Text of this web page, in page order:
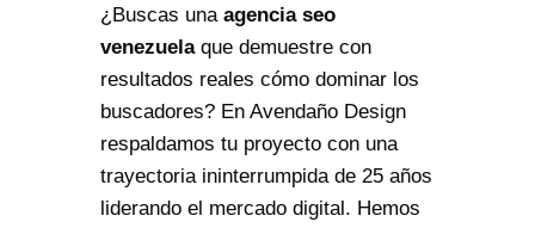
¿Buscas una agencia seo
venezuelaque demuestre con
resultados reales cómo dominar los
buscadores? En Avendaño Design
respaldamos tu proyecto con una
trayectoria ininterrumpida de 25 años
liderando el mercado digital. Hemos